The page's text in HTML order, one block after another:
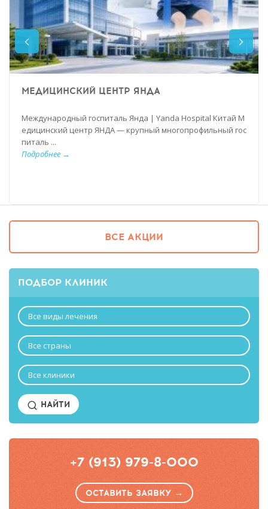
МЕДИЦИНСКИЙ ЦЕНТР ЯНДА
Международный госпиталь Янда | Yanda Hospital Китай М
едицинский центр ЯНДА — крупный многопрофильный гос
питаль ...
Подробнее →
ВСЕ АКЦИИ
ПОДБОР КЛИНИК
Все виды лечения
Все страны
Все клиники
НАЙТИ
+7 (913) 979-8-000
ОСТАВИТЬ ЗАЯВКУ →